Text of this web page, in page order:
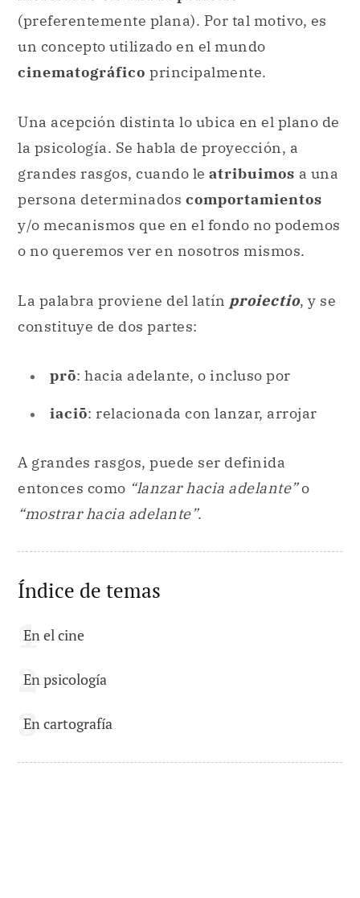
(preferentemente plana). Por tal motivo, es
un concepto utilizado en el mundo
cinematográfico principalmente.
Una acepción distinta lo ubica en el plano de
la psicología. Se habla de proyección, a
grandes rasgos, cuando le atribuimos a una
persona determinados comportamientos
y/o mecanismos que en el fondo no podemos
o no queremos ver en nosotros mismos.
La palabra proviene del latín proiectio, y se
constituye de dos partes:
prō: hacia adelante, o incluso por
iaciō: relacionada con lanzar, arrojar
A grandes rasgos, puede ser definida
entonces como “lanzar hacia adelante”o
“mostrar hacia adelante”.
Índice de temas
En el cine
En psicología
En cartografía